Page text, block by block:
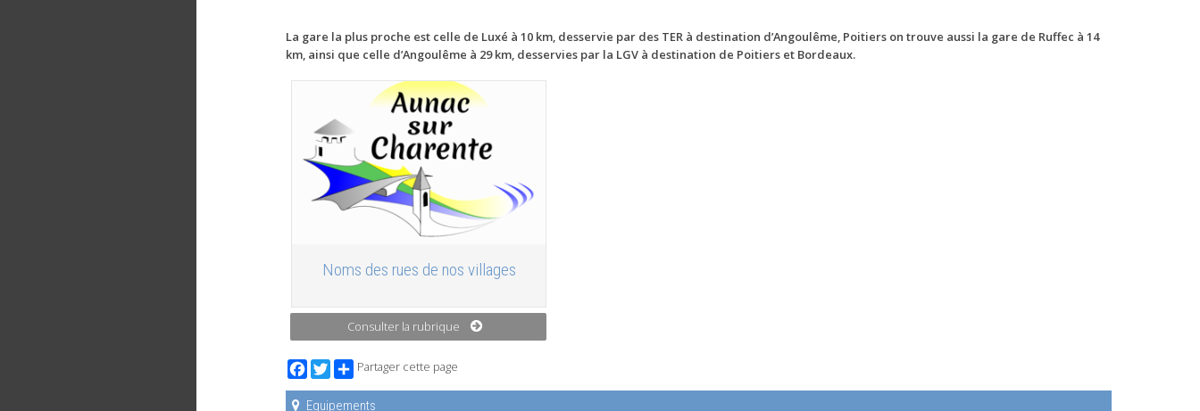
La gare la plus proche est celle de Luxé à 10 km, desservie par des TER à destination d’Angoulême, Poitiers on trouve aussi la gare de Ruffec à 14
km, ainsi que celle d’Angoulême à 29 km, desservies par la LGV à destination de Poitiers et Bordeaux.
Noms des rues de nos villages
Consulter la rubrique
Facebook
TwitterPartager cette page
Equipements